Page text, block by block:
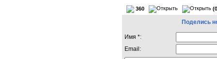
360
Поделись
Имя *:
Email: